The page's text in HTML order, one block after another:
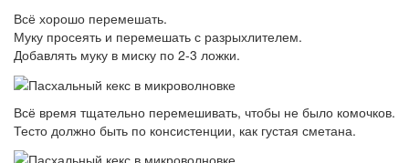
Всё хорошо перемешать.
Муку просеять и перемешать с разрыхлителем.
Добавлять муку в миску по 2-3 ложки.
Всё время тщательно перемешивать, чтобы не было комочков.
Тесто должно быть по консистенции, как густая сметана.